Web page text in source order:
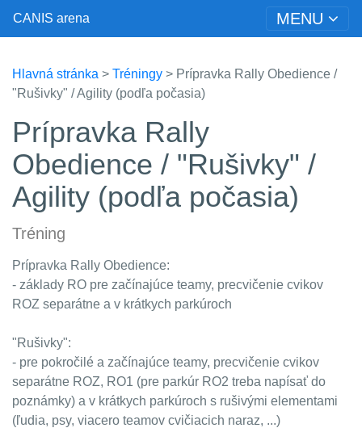
CANIS arena MENU
Hlavná stránka > Tréningy > Prípravka Rally Obedience /
"Rušivky" / Agility (podľa počasia)
Prípravka Rally
Obedience / "Rušivky" /
Agility (podľa počasia)
Tréning
Prípravka Rally Obedience:
- základy RO pre začínajúce teamy, precvičenie cvikov
ROZ separátne a v krátkych parkúroch
"Rušivky":
- pre pokročilé a začínajúce teamy, precvičenie cvikov
separátne ROZ, RO1 (pre parkúr RO2 treba napísať do
poznámky) a v krátkych parkúroch s rušivými elementami
(ľudia, psy, viacero teamov cvičiacich naraz, ...)